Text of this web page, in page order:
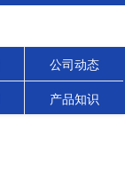
公司动态
产品知识